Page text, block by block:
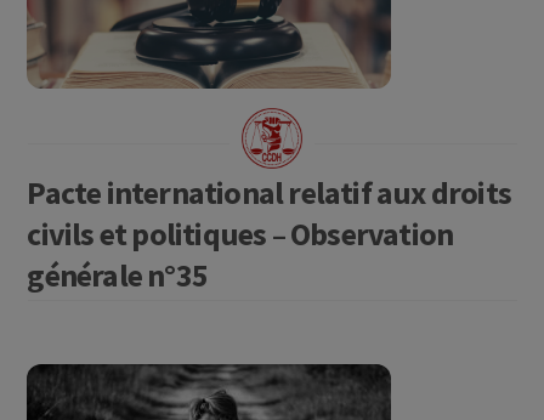
Pacte international relatif aux droits
civils et politiques – Observation
générale n°35